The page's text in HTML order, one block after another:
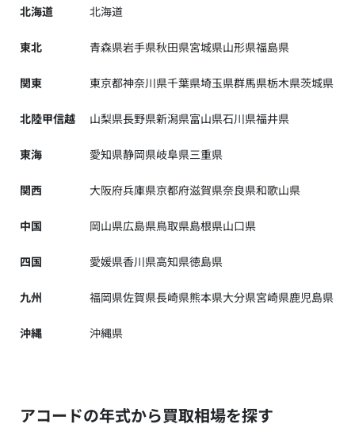
北海道 北海道
東北 青森県岩手県秋田県宮城県山形県福島県
関東 東京都神奈川県千葉県埼玉県群馬県栃木県茨城県
北陸甲信越 山梨県長野県新潟県富山県石川県福井県
東海 愛知県静岡県岐阜県三重県
関西 大阪府兵庫県京都府滋賀県奈良県和歌山県
中国 岡山県広島県鳥取県島根県山口県
四国 愛媛県香川県高知県徳島県
九州 福岡県佐賀県長崎県熊本県大分県宮崎県鹿児島県
沖縄 沖縄県
アコードの年式から買取相場を探す